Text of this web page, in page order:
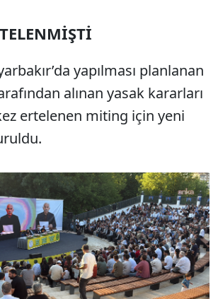
yapılması planlanan
alınan yasak kararları
ertelenen miting için yeni